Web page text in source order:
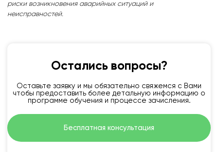
риски возникновения аварийных ситуаций и
неисправностей.
Остались вопросы?
Оставьте заявку и мы обязательно свяжемся с Вами
чтобы предоставить более детальную информацию о
программе обучения и процессе зачисления.
Бесплатная консультация